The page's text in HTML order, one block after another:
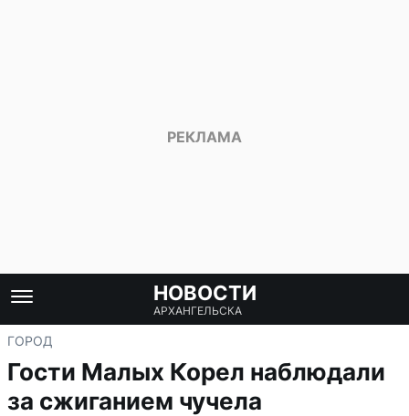
НОВОСТИ
АРХАНГЕЛЬСКА
ГОРОД
Гости Малых Корел наблюдали
за сжиганием чучела